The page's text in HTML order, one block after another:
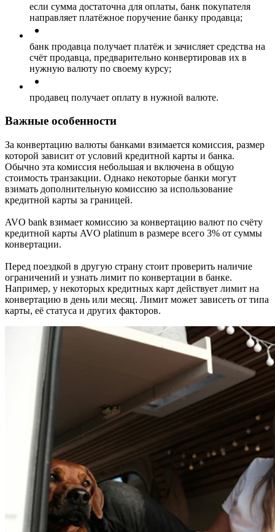
если сумма достаточна для оплаты, банк покупателя
направляет платёжное поручение банку продавца;
банк продавца получает платёж и зачисляет средства на
счёт продавца, предварительно конвертировав их в
нужную валюту по своему курсу;
продавец получает оплату в нужной валюте.
Важные особенности
За конвертацию валюты банками взимается комиссия, размер
которой зависит от условий кредитной карты и банка.
Обычно эта комиссия небольшая и включена в общую
стоимость транзакции. Однако некоторые банки могут
взимать дополнительную комиссию за использование
кредитной карты за границей.
AVO bank взимает комиссию за конвертацию валют по счёту
кредитной карты AVO platinum в размере всего 3% от суммы
конвертации.
Перед поездкой в другую страну стоит проверить наличие
ограничений и узнать лимит по конвертации в банке.
Например, у некоторых кредитных карт действует лимит на
конвертацию в день или месяц. Лимит может зависеть от типа
карты, её статуса и других факторов.